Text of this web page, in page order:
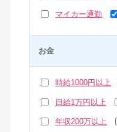
マイカー通勤
お金
時給1000円以上
日給1万円以上
年収200万以上